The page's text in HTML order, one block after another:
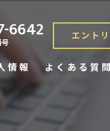
6642 エント
情報 よくある質問